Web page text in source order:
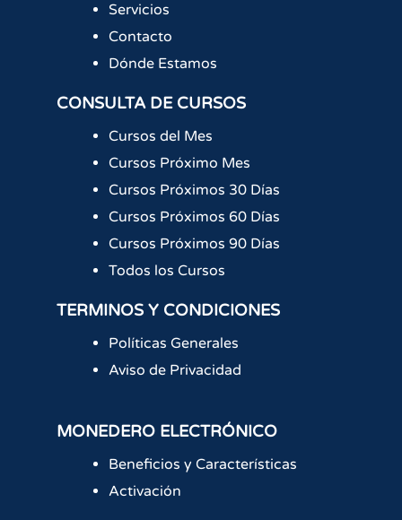
Servicios
Contacto
Dónde Estamos
CONSULTA DE CURSOS
Cursos del Mes
Cursos Próximo Mes
Cursos Próximos 30 Días
Cursos Próximos 60 Días
Cursos Próximos 90 Días
Todos los Cursos
TERMINOS Y CONDICIONES
Políticas Generales
Aviso de Privacidad
MONEDERO ELECTRÓNICO
Beneficios y Características
Activación